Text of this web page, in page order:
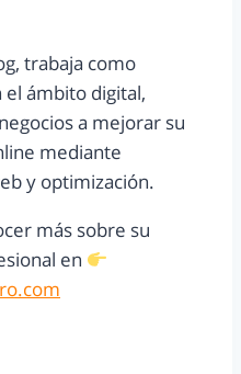
trabaja como
ámbito digital,
a mejorar su
mediante
y optimización.
más sobre su
en